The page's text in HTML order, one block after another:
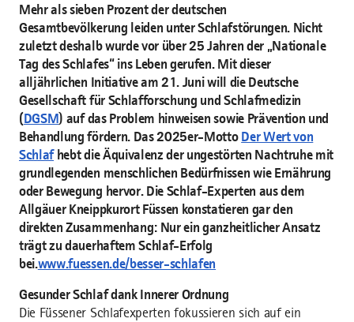
Mehr als sieben Prozent der deutschen
Gesamtbevölkerung leiden unter Schlafstörungen. Nicht
zuletzt deshalb wurde vor über 25 Jahren der „Nationale
Tag des Schlafes“ ins Leben gerufen. Mit dieser
alljährlichen Initiative am 21. Juni will die Deutsche
Gesellschaft für Schlafforschung und Schlafmedizin
(DGSM) auf das Problem hinweisen sowie Prävention und
Behandlung fördern. Das 2025er-Motto Der Wert von
Schlafhebt die Äquivalenz der ungestörten Nachtruhe mit
grundlegenden menschlichen Bedürfnissen wie Ernährung
oder Bewegung hervor. Die Schlaf-Experten aus dem
Allgäuer Kneippkurort Füssen konstatieren gar den
direkten Zusammenhang: Nur ein ganzheitlicher Ansatz
trägt zu dauerhaftem Schlaf-Erfolg
bei.www.fuessen.de/besser-schlafen
Gesunder Schlaf dank Innerer Ordnung
Die Füssener Schlafexperten fokussieren sich auf ein